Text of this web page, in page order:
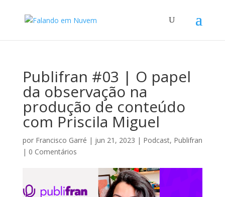
Publifran #03 | O papel
da observação na
produção de conteúdo
com Priscila Miguel
por Francisco Garré | jun 21, 2023 | Podcast, Publifran
| 0 Comentários